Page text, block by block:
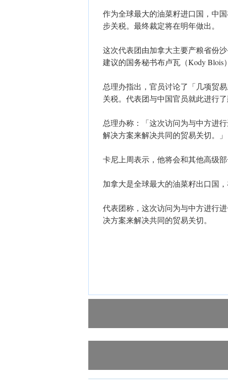
作为全球最大的油菜籽进口国，中
步关税。最终裁定将在明年做出。
这次代表团由加拿大主要产粮省份
建议的国务秘书布卢瓦（Kody Blois
总理办指出，官员讨论了「几项贸
关税。代表团与中国官员就此进行了
总理办称：「这次访问为与中方进
解决方案来解决共同的贸易关切。」
卡尼上周表示，他将会和其他高级
加拿大是全球最大的油菜籽出口国
代表团称，这次访问为与中方进行
决方案来解决共同的贸易关切。